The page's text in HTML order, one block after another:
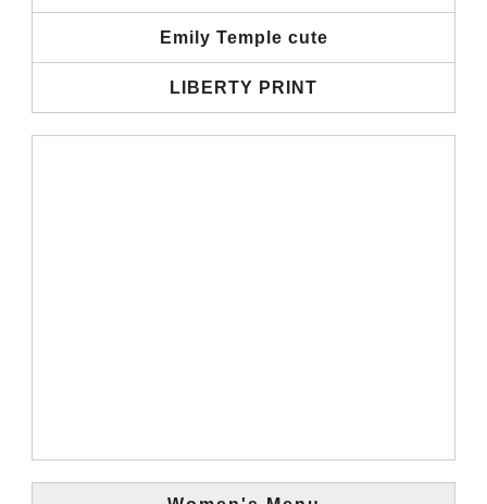
Emily Temple cute
LIBERTY PRINT